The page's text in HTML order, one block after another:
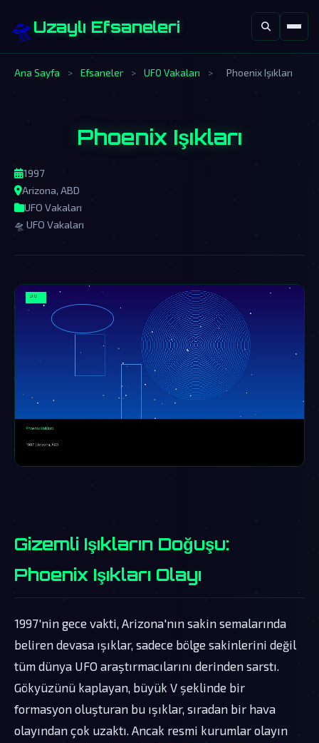
🛸Uzaylı Efsaneleri
Ana Sayfa > Efsaneler > UFO Vakaları > Phoenix Işıkları
Phoenix Işıkları
1997
Arizona, ABD
UFO Vakaları
🛸 UFO Vakaları
Gizemli Işıkların Doğuşu:
Phoenix Işıkları Olayı
1997'nin gece vakti, Arizona'nın sakin semalarında
beliren devasa ışıklar, sadece bölge sakinlerini değil
tüm dünya UFO araştırmacılarını derinden sarstı.
Gökyüzünü kaplayan, büyük V şeklinde bir
formasyon oluşturan bu ışıklar, sıradan bir hava
olayından çok uzaktı. Ancak resmi kurumlar olayın